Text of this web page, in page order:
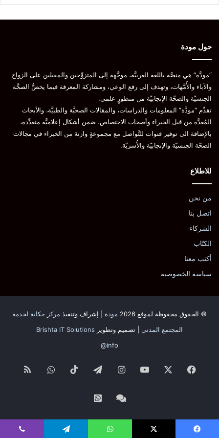
تويتر
Telegram
WhatsApp
LinkedIn
Pinterest
المصدر Beth Sissons. 2023. Medical news today
heart foundation.
Michelle Seitzer. 2022. Everyday health.
العلاقة الجنسيَّة
النوبة القلبيَّة
حول مودة
“مودَّة” هي منصَّة باللغة العربيَّة، موجَّهة إلى المتزوِّجين والمقبلين على الزواج
والآباء والأُمَّهات، وتهدف إلى رفع الوعي، ومشاركة المعرفة فيما يخصُّ الصحَّة
الجنسيَّة والصحَّة الإنجابيَّة من منظورٍ علمي.
تقدِّم “مودَّة” المعلومات والدراسات، والمقالات الصحيَّة والطبيَّة، والأبحاث
المُعدَّة من قبل الخبراء وأصحاب الاختصاص، ضمن أشكال إعلاميَّة متعدِّدة،
بالإضافة الى توفير قنوات للتَّواصل مع مجموعةٍ وازنة من الخبراء في مجالات
الصحَّة الجنسيَّة والإنجابيَّة والأُسريَّة.
للاطلاع
من نحن
اتصل بنا
الشركاء
الكتّاب
أكتب معنا
سياسة الخصوصية
© الحقوق محفوظة لموقع 2026 مودة | إشراف وتنفيذ مركز حكاية لخدمة
المجتمع المدني | تصميم وتطوير Brishta IT Solutions
info@
فيسبوك ‫YouTubeانستقرامتيلقرام ‫TikTokواتسابملخص
Facebook
Channel
Whatsapp
Channel